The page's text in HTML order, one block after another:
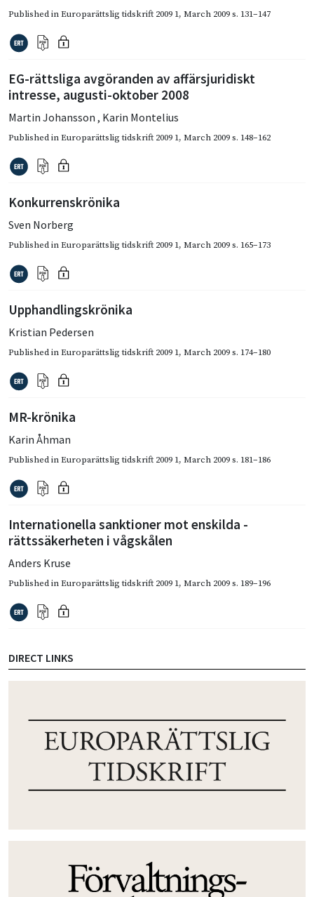
Published inEuroparättslig tidskrift 2009 1, March 2009s. 131–147
EG-rättsliga avgöranden av affärsjuridiskt
intresse, augusti-oktober 2008
Martin Johansson , Karin Montelius
Published inEuroparättslig tidskrift 2009 1, March 2009s. 148–162
Konkurrenskrönika
Sven Norberg
Published inEuroparättslig tidskrift 2009 1, March 2009s. 165–173
Upphandlingskrönika
Kristian Pedersen
Published inEuroparättslig tidskrift 2009 1, March 2009s. 174–180
MR-krönika
Karin Åhman
Published inEuroparättslig tidskrift 2009 1, March 2009s. 181–186
Internationella sanktioner mot enskilda -
rättssäkerheten i vågskålen
Anders Kruse
Published inEuroparättslig tidskrift 2009 1, March 2009s. 189–196
DIRECT LINKS